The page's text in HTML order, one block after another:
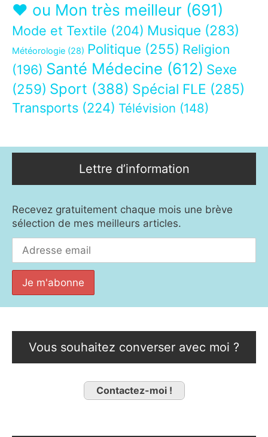
❤ ou Mon très meilleur (691)
Mode et Textile (204) Musique (283)
Météorologie (28) Politique (255) Religion
(196) Santé Médecine (612) Sexe
(259) Sport (388) Spécial FLE (285)
Transports (224) Télévision (148)
Lettre d’information
Recevez gratuitement chaque mois une brève
sélection de mes meilleurs articles.
Vous souhaitez converser avec moi ?
Contactez-moi !